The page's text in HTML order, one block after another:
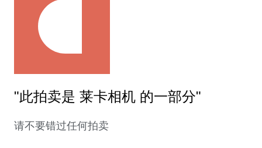
"此拍卖是 莱卡相机 的一部分"
请不要错过任何拍卖